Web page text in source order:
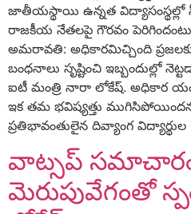
జాతీయస్థాయి ఉన్నత విద్యాసంస్థల్లో
రాజకీయ నేతలపై గౌరవం
అమరావతి: అధికారమిచ్చింది
బంధనాలు సృష్టించి ఇబ్బందుల్లో
ఐటీ మంత్రి నారా లోకేష్. అధికార
ఇక తమ భవిష్యత్తు
ప్రతిభావంతులైన దివ్యాంగ
వాట్సప్
మెరుపువేగంతో